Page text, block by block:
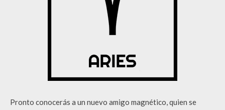
Pronto conocerás a un nuevo amigo magnético, quien se